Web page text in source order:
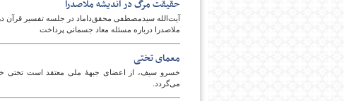
حقیقت مرگ در اندیشه ملاصدرا
آیت‌الله سیدمصطفی محقق‌داماد در جلسه تفسیر قرآن
ملاصدرا درباره مسئله معاد جسمانی پرداخت
معمای تختی
خسرو سیف، از اعضای جبهۀ ملی معتقد است تختی
می‌گردد.